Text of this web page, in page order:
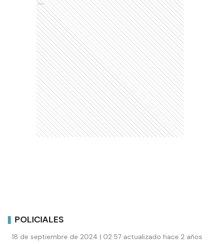
Ads
POLICIALES
18 de septiembre de 2024 | 02:57 actualizado hace 2 años